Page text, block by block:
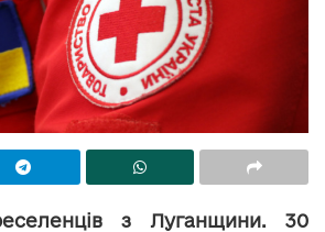
з Луганщини. 30